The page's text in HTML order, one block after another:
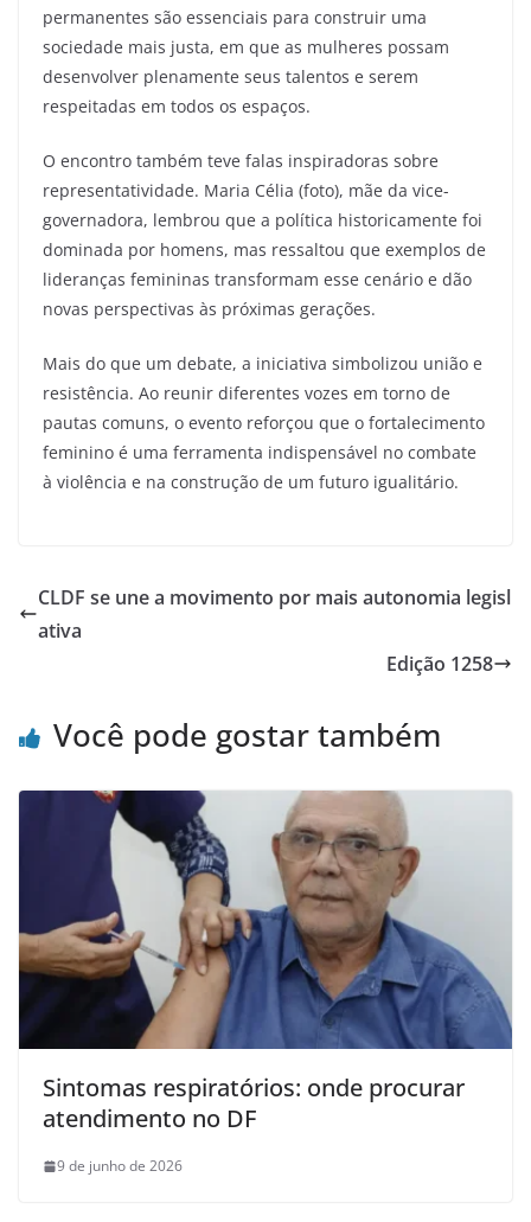
permanentes são essenciais para construir uma
sociedade mais justa, em que as mulheres possam
desenvolver plenamente seus talentos e serem
respeitadas em todos os espaços.
O encontro também teve falas inspiradoras sobre
representatividade. Maria Célia (foto), mãe da vice-
governadora, lembrou que a política historicamente foi
dominada por homens, mas ressaltou que exemplos de
lideranças femininas transformam esse cenário e dão
novas perspectivas às próximas gerações.
Mais do que um debate, a iniciativa simbolizou união e
resistência. Ao reunir diferentes vozes em torno de
pautas comuns, o evento reforçou que o fortalecimento
feminino é uma ferramenta indispensável no combate
à violência e na construção de um futuro igualitário.
CLDF se une a movimento por mais autonomia legisl
ativa
Edição 1258
Você pode gostar também
Sintomas respiratórios: onde procurar
atendimento no DF
9 de junho de 2026